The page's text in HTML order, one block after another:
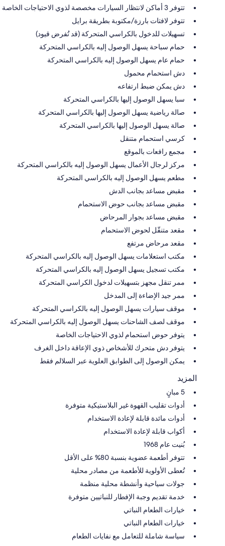
تتوفر 3 أماكن لانتظار السيارات مخصصة لذوي الاحتياجات الخاصة
تتوفر لافتات بارزة/مكتوبة بطريقة برايل
تسهيلات للدخول بالكراسي المتحركة (قد تُفرض قيود)
حمام سباحة يسهل الوصول إليه بالكراسي المتحركة
حمام عام يسهل الوصول إليه بالكراسي المتحركة
دش استحمام محمول
دش يمكن ضبط ارتفاعه
سبا يسهل الوصول إليها بالكراسي المتحركة
صالة رياضية يسهل الوصول إليها بالكراسي المتحركة
صالة يسهل الوصول إليها بالكراسي المتحركة
كرسي استحمام متنقل
مجمع رافعات بالموقع
مركز لرجال الأعمال يسهل الوصول إليه بالكراسي المتحركة
مطعم يسهل الوصول إليه بالكراسي المتحركة
مقبض مساعد بجانب الدش
مقبض مساعد بجانب حوض الاستحمام
مقبض مساعد بجوار المرحاض
مقعد متنقّل لحوض الاستحمام
مقعد مرحاض مرتفع
مكتب استعلامات يسهل الوصول إليه بالكراسي المتحركة
مكتب تسجيل يسهل الوصول إليه بالكراسي المتحركة
ممر تنقل مجهز بتسهيلات لدخول الكراسي المتحركة
ممر جيد الإضاءة إلى المدخل
موقف سيارات يسهل الوصول إليه بالكراسي المتحركة
موقف لصف الشاحنات يسهل الوصول إليه بالكراسي المتحركة
يتوفر حوض استحمام لذوي الاحتياجات الخاصة
يتوفر دش متحرك للأشخاص ذوي الإعاقة داخل الغرف
يمكن الوصول إلى الطوابق العلوية عبر السلالم فقط
المزيد
5 مبانٍ
أدوات تقليب القهوة غير البلاستيكية متوفرة
أدوات مائدة قابلة لإعادة الاستخدام
أكواب قابلة لإعادة الاستخدام
بُنيت عام 1968
تتوفر أطعمة عضوية بنسبة 80% على الأقل
تُعطى الأولوية للأطعمة من مصادر محلية
جولات سياحية وأنشطة محلية منظمة
خدمة تقديم وجبة الإفطار للنباتيين متوفرة
خيارات الطعام النباتي
خيارات الطعام النباتي
سياسة شاملة للتعامل مع نفايات الطعام